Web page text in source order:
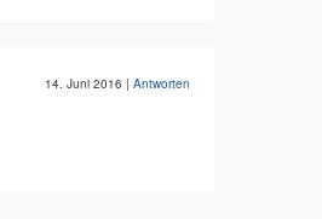
14. Juni 2016 | Antworten